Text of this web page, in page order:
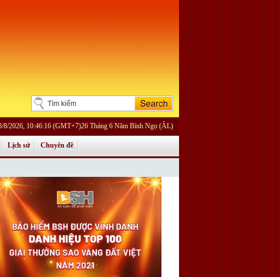
8/2026, 10:46:16 (GMT+7)26 Tháng 6 Năm Bính Ngọ (ÂL)
Lịch sử Chuyên đề